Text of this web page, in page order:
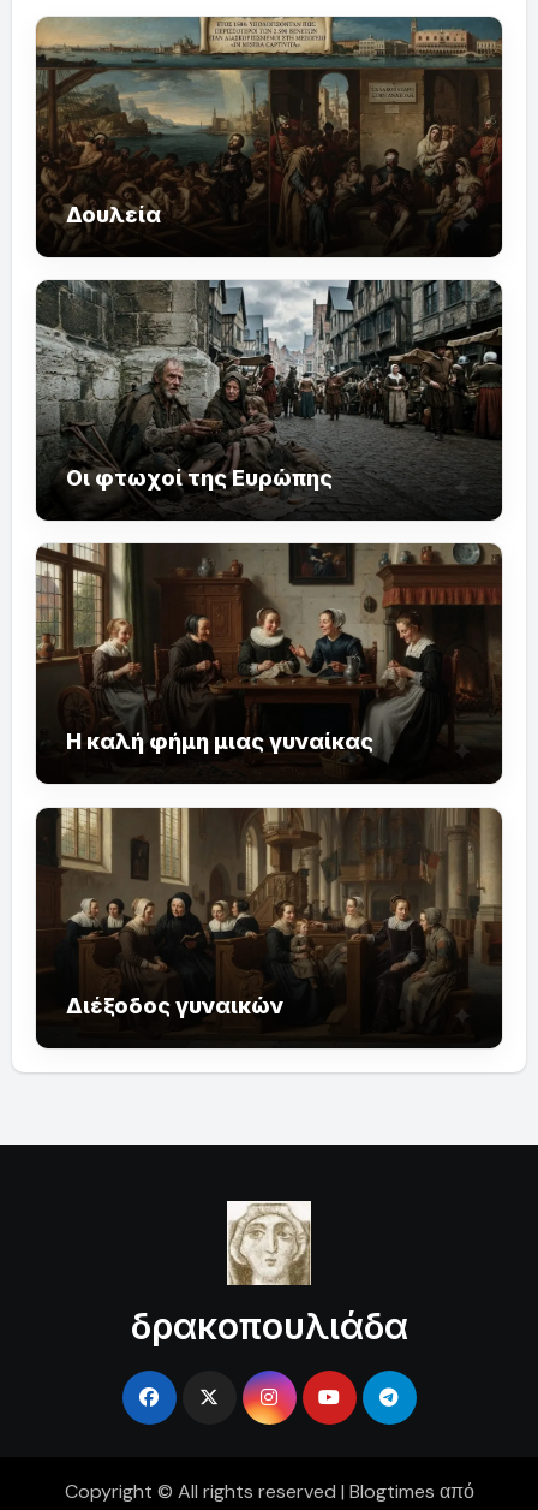
Δουλεία
Οι φτωχοί της Ευρώπης
Η καλή φήμη μιας γυναίκας
Διέξοδος γυναικών
δρακοπουλιάδα
Copyright © All rights reserved | Blogtimes από